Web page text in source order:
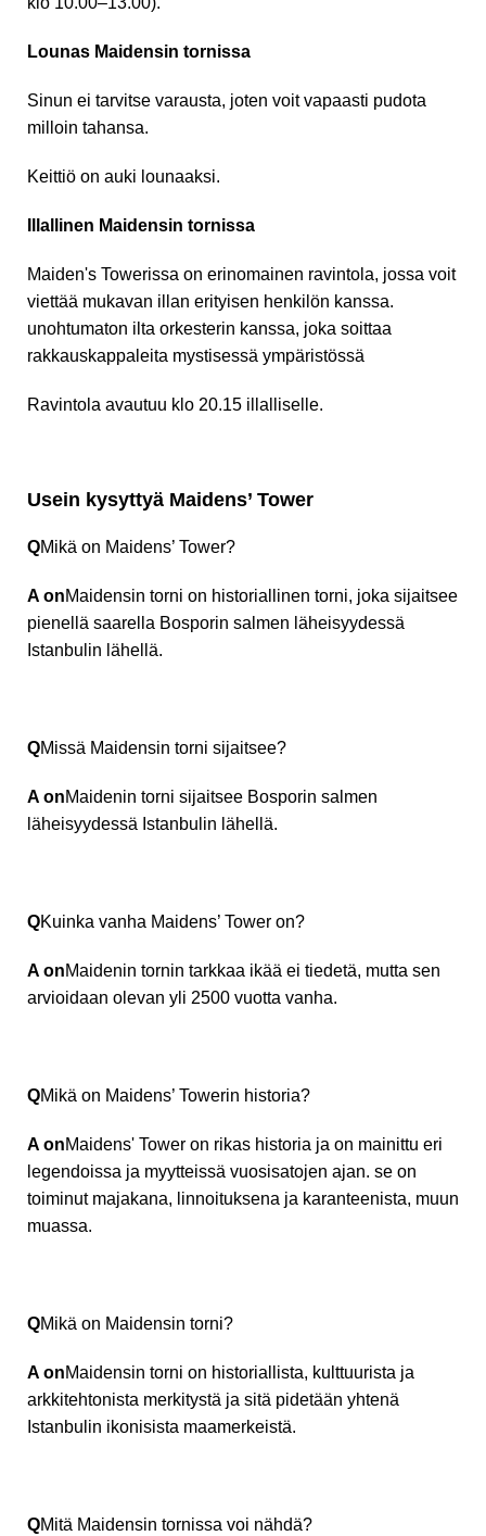
Lounas Maidensin tornissa
Sinun ei tarvitse varausta, joten voit vapaasti pudota
milloin tahansa.
Keittiö on auki lounaaksi.
Illallinen Maidensin tornissa
Maiden's Towerissa on erinomainen ravintola, jossa voit
viettää mukavan illan erityisen henkilön kanssa.
unohtumaton ilta orkesterin kanssa, joka soittaa
rakkauskappaleita mystisessä ympäristössä
Ravintola avautuu klo 20.15 illalliselle.
Usein kysyttyä Maidens’ Tower
QMikä on Maidens’ Tower?
A onMaidensin torni on historiallinen torni, joka sijaitsee
pienellä saarella Bosporin salmen läheisyydessä
Istanbulin lähellä.
QMissä Maidensin torni sijaitsee?
A onMaidenin torni sijaitsee Bosporin salmen
läheisyydessä Istanbulin lähellä.
QKuinka vanha Maidens’ Tower on?
A onMaidenin tornin tarkkaa ikää ei tiedetä, mutta sen
arvioidaan olevan yli 2500 vuotta vanha.
QMikä on Maidens’ Towerin historia?
A onMaidens' Tower on rikas historia ja on mainittu eri
legendoissa ja myytteissä vuosisatojen ajan. se on
toiminut majakana, linnoituksena ja karanteenista, muun
muassa.
QMikä on Maidensin torni?
A onMaidensin torni on historiallista, kulttuurista ja
arkkitehtonista merkitystä ja sitä pidetään yhtenä
Istanbulin ikonisista maamerkeistä.
QMitä Maidensin tornissa voi nähdä?